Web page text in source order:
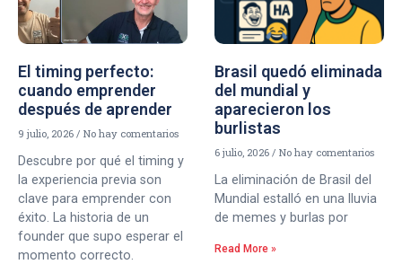
El timing perfecto:
cuando emprender
después de aprender
9 julio, 2026 No hay comentarios
Descubre por qué el timing y
la experiencia previa son
clave para emprender con
éxito. La historia de un
founder que supo esperar el
momento correcto.
Brasil quedó eliminada
del mundial y
aparecieron los
burlistas
6 julio, 2026 No hay comentarios
La eliminación de Brasil del
Mundial estalló en una lluvia
de memes y burlas por
Read More »